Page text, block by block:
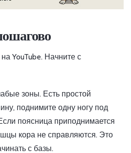
YouTube. Начните с
зоны. Есть простой
поднимите одну ногу под
поясница приподнимается
кора не справляются. Это
с базы.